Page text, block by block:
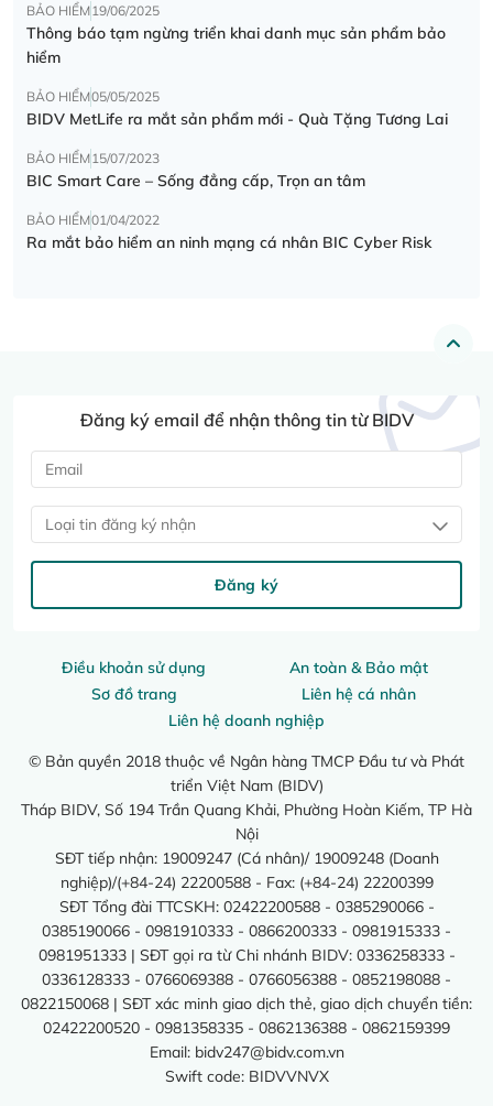
BẢO HIỂM19/06/2025
Thông báo tạm ngừng triển khai danh mục sản phẩm bảo
hiểm
BẢO HIỂM05/05/2025
BIDV MetLife ra mắt sản phẩm mới - Quà Tặng Tương Lai
BẢO HIỂM15/07/2023
BIC Smart Care – Sống đẳng cấp, Trọn an tâm
BẢO HIỂM01/04/2022
Ra mắt bảo hiểm an ninh mạng cá nhân BIC Cyber Risk
Điều khoản sử dụng
An toàn & Bảo mật
Sơ đồ trang
Liên hệ cá nhân
Liên hệ doanh nghiệp
© Bản quyền 2018 thuộc về Ngân hàng TMCP Đầu tư và Phát
triển Việt Nam (BIDV)
Tháp BIDV, Số 194 Trần Quang Khải, Phường Hoàn Kiếm, TP Hà
Nội
SĐT tiếp nhận: 19009247 (Cá nhân)/ 19009248 (Doanh
nghiệp)/(+84-24) 22200588 - Fax: (+84-24) 22200399
SĐT Tổng đài TTCSKH: 02422200588 - 0385290066 -
0385190066 - 0981910333 - 0866200333 - 0981915333 -
0981951333 | SĐT gọi ra từ Chi nhánh BIDV: 0336258333 -
0336128333 - 0766069388 - 0766056388 - 0852198088 -
0822150068 | SĐT xác minh giao dịch thẻ, giao dịch chuyển tiền:
02422200520 - 0981358335 - 0862136388 - 0862159399
Email: bidv247@bidv.com.vn
Swift code: BIDVVNVX
Đăng ký email để nhận thông tin từ BIDV
Loại tin đăng ký nhận
Đăng ký